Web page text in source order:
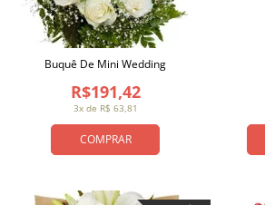
COMPRAR
3x de R$ 63,81
R$191,42
Buquê De Mini Wedding